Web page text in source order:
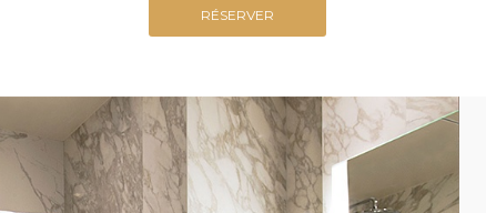
RÉSERVER